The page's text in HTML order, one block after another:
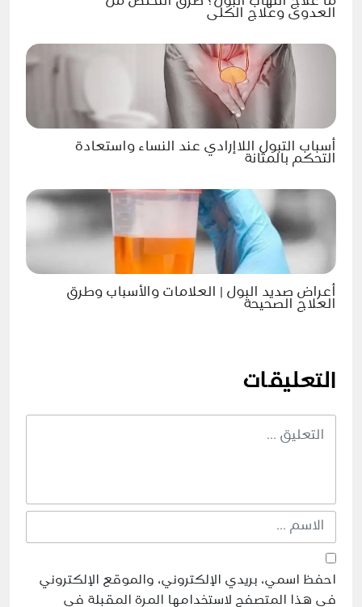
العدوى وعلاج الكلى
أسباب التبول اللاإرادي عند النساء واستعادة
التحكم بالمثانة
أعراض صديد البول | العلامات والأسباب وطرق
العلاج الصحيحة
التعليقات
احفظ اسمي، بريدي الإلكتروني، والموقع الإلكتروني
في هذا المتصفح لاستخدامها المرة المقبلة في